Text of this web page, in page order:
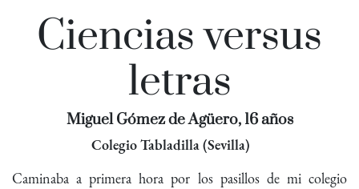
Ciencias versus
letras
Miguel Gómez de Agüero, 16 años
Colegio Tabladilla (Sevilla)
Caminaba a primera hora por los pasillos de mi colegio